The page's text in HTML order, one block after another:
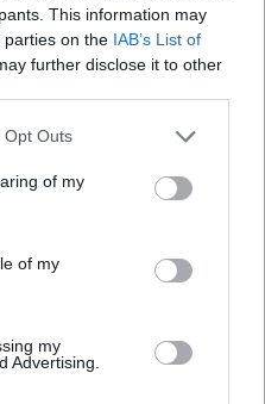
This information may
parties on the IAB’s List of
further disclose it to other
Opt Outs
of my
of my
my
Advertising.